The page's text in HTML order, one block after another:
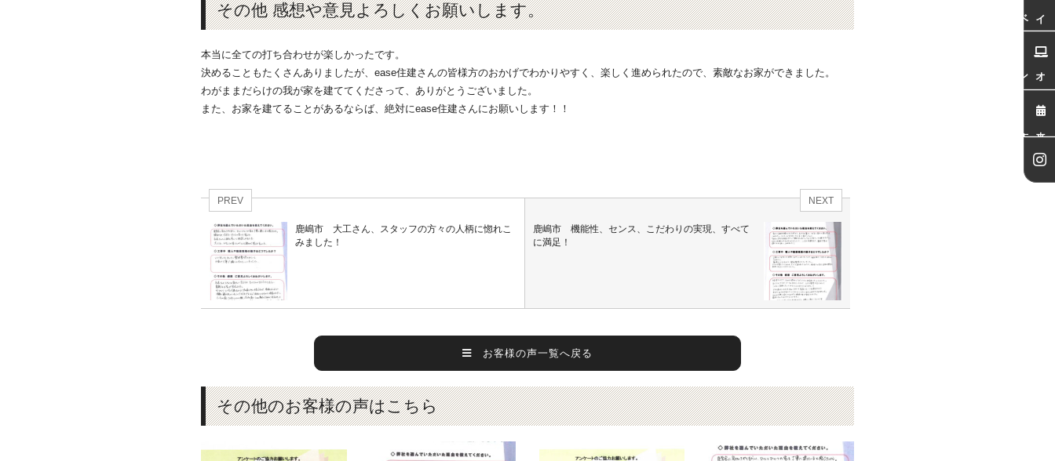
その他 感想や意見よろしくお願いします。
本当に全ての打ち合わせが楽しかったです。
決めることもたくさんありましたが、ease住建さんの皆様方のおかげでわかりやすく、楽しく進められたので、素敵なお家ができました。
わがままだらけの我が家を建ててくださって、ありがとうございました。
また、お家を建てることがあるならば、絶対にease住建さんにお願いします！！
PREV
鹿嶋市 大工さん、スタッフの方々の人柄に惚れこ
みました！
NEXT
鹿嶋市 機能性、センス、こだわりの実現、すべて
に満足！
お客様の声一覧へ戻る
その他のお客様の声はこちら